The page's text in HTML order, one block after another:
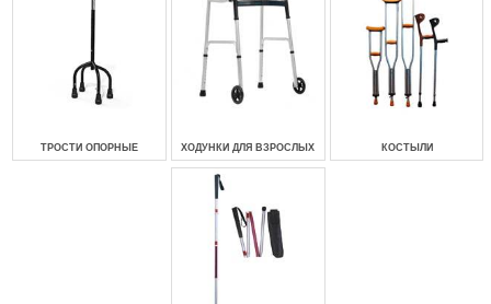
ТРОСТИ ОПОРНЫЕ ХОДУНКИ ДЛЯ ВЗРОСЛЫХ КОСТЫЛИ